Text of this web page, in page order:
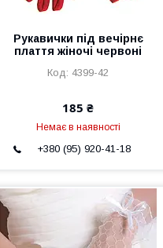
Рукавички під вечірнє
плаття жіночі червоні
4399-42
185 ₴
Немає в наявності
+380 (95) 920-41-18